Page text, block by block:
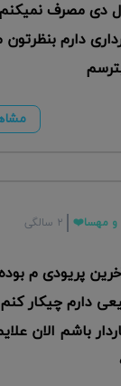
دی مصرف
دارم بنظرتون
مشاهده
و مهسا❤️ ۲ سالگی
۲۹تیر آخرین پریودی
دارم چیکار
باشم الان